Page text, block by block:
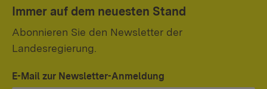
Immer auf dem neuesten Stand
Abonnieren Sie den Newsletter der
Landesregierung.
E-Mail zur Newsletter-Anmeldung